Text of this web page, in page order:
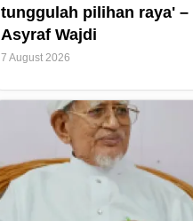
tunggulah pilihan raya' –
Asyraf Wajdi
7 August 2026